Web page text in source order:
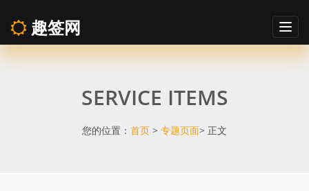
土
趣签网
SERVICE ITEMS
您的位置： 首页 > 专题页面> 正文